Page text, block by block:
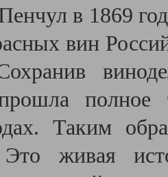
в 1869
вин
полное
Таким
Это живая